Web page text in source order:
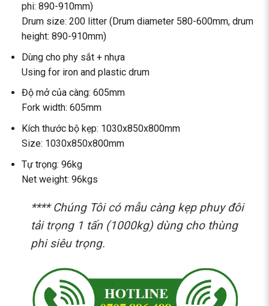
phi: 890-910mm)
Drum size: 200 litter (Drum diameter 580-600mm, drum
height: 890-910mm)
Dùng cho phy sắt + nhựa
Using for iron and plastic drum
Độ mở của càng: 605mm
Fork width: 605mm
Kích thước bộ kẹp: 1030x850x800mm
Size: 1030x850x800mm
Tự trọng: 96kg
Net weight: 96kgs
**** Chúng Tôi có mẫu càng kẹp phuyđôi
tải trọng 1 tấn (1000kg) dùng cho thùng
phi siêu trọng.